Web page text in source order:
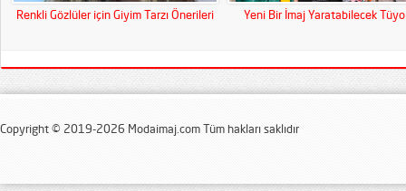
Renkli Gözlüler için Giyim Tarzı Önerileri Yeni Bir İmaj Yaratabilecek
Copyright © 2019-2026 Modaimaj.com Tüm hakları saklıdır